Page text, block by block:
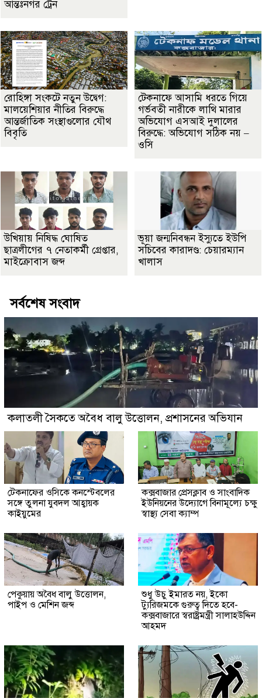
আন্তঃনগর ট্রেন
রোহিঙ্গা সংকটে নতুন উদ্বেগ:
মালয়েশিয়ার নীতির বিরুদ্ধে
আন্তর্জাতিক সংস্থাগুলোর যৌথ
বিবৃতি
টেকনাফে আসামি ধরতে গিয়ে
গর্ভবতী নারীকে লাথি মারার
অভিযোগ এসআই দুলালের
বিরুদ্ধে: অভিযোগ সঠিক নয় –
ওসি
উখিয়ায় নিষিদ্ধ ঘোষিত
ছাত্রলীগের ৭ নেতাকর্মী গ্রেপ্তার,
মাইক্রোবাস জব্দ
ভূয়া জন্মনিবন্ধন ইস্যুতে ইউপি
সচিবের কারাদণ্ড: চেয়ারম্যান
খালাস
সর্বশেষ সংবাদ
কলাতলী সৈকতে অবৈধ বালু উত্তোলন, প্রশাসনের অভিযান
টেকনাফের ওসিকে কনস্টেবলের
সঙ্গে তুলনা যুবদল আহ্বায়ক
কাইয়ুমের
কক্সবাজার প্রেসক্লাব ও সাংবাদিক
ইউনিয়নের উদ্যোগে বিনামূল্যে চক্ষু
স্বাস্থ্য সেবা ক্যাম্প
পেকুয়ায় অবৈধ বালু উত্তোলন,
পাইপ ও মেশিন জব্দ
শুধু উচু ইমারত নয়, ইকো
ট্যুরিজমকে গুরুত্ব দিতে হবে-
কক্সবাজারে স্বরাষ্ট্রমন্ত্রী সালাহউদ্দিন
আহমদ